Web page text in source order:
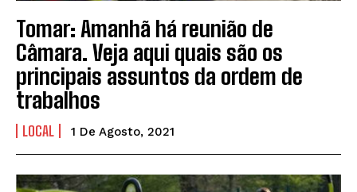
Tomar: Amanhã há reunião de
Câmara. Veja aqui quais são os
principais assuntos da ordem de
trabalhos
LOCAL 1 De Agosto, 2021